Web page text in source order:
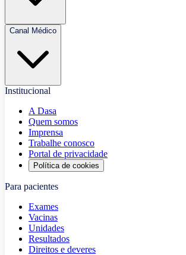
Canal Médico
Institucional
A Dasa
Quem somos
Imprensa
Trabalhe conosco
Portal de privacidade
Política de cookies
Para pacientes
Exames
Vacinas
Unidades
Resultados
Direitos e deveres